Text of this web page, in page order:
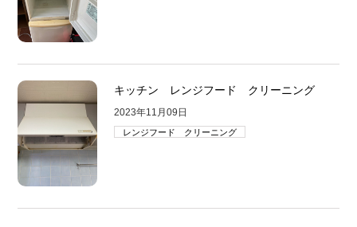
キッチン レンジフード クリーニング
2023年11月09日
レンジフード クリーニング